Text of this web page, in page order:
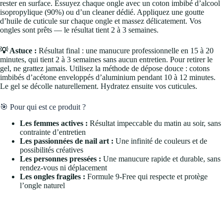
rester en surface. Essuyez chaque ongle avec un coton imbibé d’alcool
isopropylique (90%) ou d’un cleaner dédié. Appliquez une goutte
d’huile de cuticule sur chaque ongle et massez délicatement. Vos
ongles sont prêts — le résultat tient 2 à 3 semaines.
💡 Astuce : Résultat final : une manucure professionnelle en 15 à 20
minutes, qui tient 2 à 3 semaines sans aucun entretien. Pour retirer le
gel, ne grattez jamais. Utilisez la méthode de dépose douce : cotons
imbibés d’acétone enveloppés d’aluminium pendant 10 à 12 minutes.
Le gel se décolle naturellement. Hydratez ensuite vos cuticules.
🎯 Pour qui est ce produit ?
Les femmes actives : Résultat impeccable du matin au soir, sans
contrainte d’entretien
Les passionnées de nail art : Une infinité de couleurs et de
possibilités créatives
Les personnes pressées : Une manucure rapide et durable, sans
rendez-vous ni déplacement
Les ongles fragiles : Formule 9-Free qui respecte et protège
l’ongle naturel